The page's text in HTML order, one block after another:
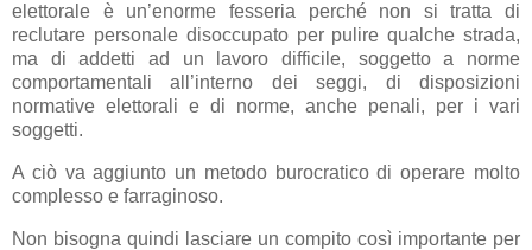
elettorale è un’enorme fesseria perché non si tratta di
reclutare personale disoccupato per pulire qualche strada,
ma di addetti ad un lavoro difficile, soggetto a norme
comportamentali all’interno dei seggi, di disposizioni
normative elettorali e di norme, anche penali, per i vari
soggetti.
A ciò va aggiunto un metodo burocratico di operare molto
complesso e farraginoso.
Non bisogna quindi lasciare un compito così importante per